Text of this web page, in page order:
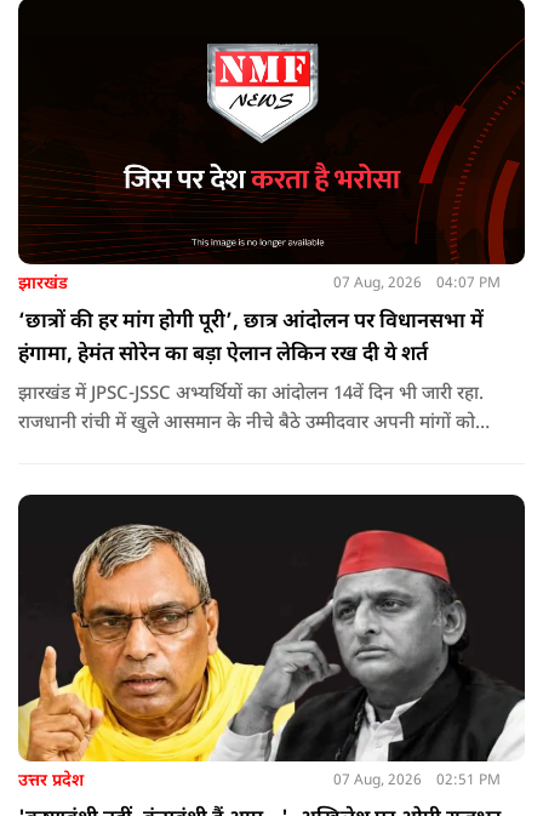
उपचार तथा गंभीर रूप से घायलों को आवश्यकता पड़ने पर एयरलिफ्ट कर
उच्च चिकित्सा केंद्रों में रेफर करने के निर्देश दिए हैं.
झारखंड 07 Aug, 2026 04:07 PM
‘छात्रों की हर मांग होगी पूरी’, छात्र आंदोलन पर विधानसभा में
हंगामा, हेमंत सोरेन का बड़ा ऐलान लेकिन रख दी ये शर्त
झारखंड में JPSC-JSSC अभ्यर्थियों का आंदोलन 14वें दिन भी जारी रहा.
राजधानी रांची में खुले आसमान के नीचे बैठे उम्मीदवार अपनी मांगों को
उत्तर प्रदेश 07 Aug, 2026 02:51 PM